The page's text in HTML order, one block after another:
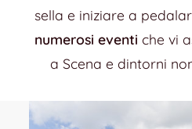
sella e iniziare a
numerosi eventi che vi
a Scena e dintorni